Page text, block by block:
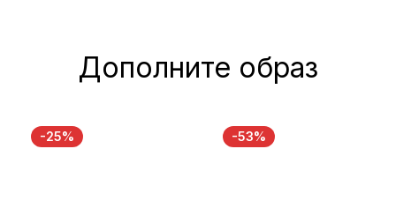
Дополните образ
-25% -53%